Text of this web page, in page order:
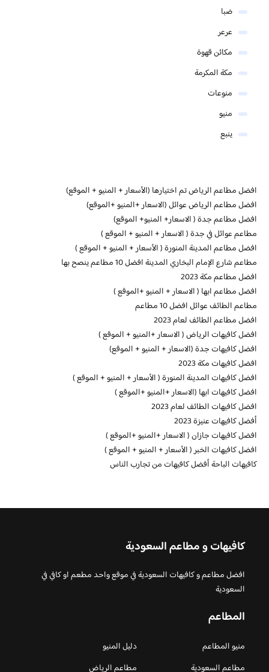
ضبا
عرعر
مكائن قهوة
مكة المكرمة
منوعات
منيو
ينبع
افضل مطاعم الرياض تم اختيارها (الأسعار + المنيو + الموقع)
افضل مطاعم الرياض عوائل (الاسعار +المنيو +الموقع)
افضل مطاعم جدة ( الاسعار+ المنيو+ الموقع)
مطاعم عوائل في جدة ( الاسعار + المنيو + الموقع )
افضل مطاعم المدينة المنورة ( الأسعار + المنيو + الموقع )
مطاعم شارع الإمام البخاري المدينة افضل 10 مطاعم ينصح بها
افضل مطاعم مكة 2023
افضل مطاعم ابها ( الاسعار + المنيو +الموقع )
مطاعم الطائف عوائل افضل 10 مطاعم
افضل مطاعم الطائف لعام 2023
افضل كافيهات الرياض ( الاسعار +المنيو + الموقع )
افضل كافيهات جدة (الاسعار + المنيو + الموقع)
افضل كافيهات مكة 2023
افضل كافيهات المدينة المنورة ( الأسعار + المنيو + الموقع )
افضل كافيهات ابها (الاسعار +المنيو +الموقع )
افضل كافيهات الطائف لعام 2023
أفضل كافيهات عنيزة 2023
افضل كافيهات جازان ( الاسعار +المنيو +الموقع )
افضل كافيهات الخبر ( الأسعار + المنيو + الموقع )
كافيهات الباحة أفضل كافيهات من تجارب الناس
كافيهات و مطاعم السعودية
افضل مطاعم و كافيهات السعودية في موقع واحد مطعم او كافي في
السعودية
المطاعم
منيو المطاعم
دليل المنيو
مطاعم السعودية
مطاعم الرياض